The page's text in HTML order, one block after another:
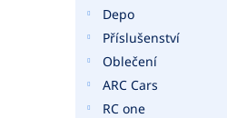
Depo
Příslušenství
Oblečení
ARC Cars
RC one